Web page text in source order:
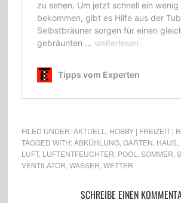
FILED UNDER:AKTUELL
HOBBY | FREIZEIT |
TAGGED WITH:ABKÜHLUNG, GARTEN HAUS,
LUFT, LUFTENTFEUCHTER POOL SOMMER
VENTILATOR WASSER WETTER
SCHREIBE EINEN